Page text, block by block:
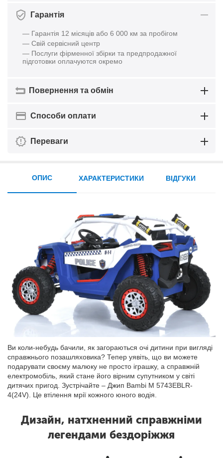
Гарантія
— Гарантія 12 місяців або 6 000 км за пробігом
— Свій сервісний центр
— Послуги фірменної збірки та предпродажної
підготовки оплачуются окремо
Повернення та обмін
Способи оплати
Переваги
ОПИС
Ви коли-небудь бачили, як загораються очі дитини при вигляді
справжнього позашляховика? Тепер уявіть, що ви можете
подарувати своєму малюку не просто іграшку, а справжній
електромобіль, який стане його вірним супутником у світі
дитячих пригод. Зустрічайте – Джип Bambi M 5743EBLR-
4(24V). Це втілення мрії кожного юного водія.
Дизайн, натхненний справжніми
легендами бездоріжжя
ХАРАКТЕРИСТИКИ ВІДГУКИ